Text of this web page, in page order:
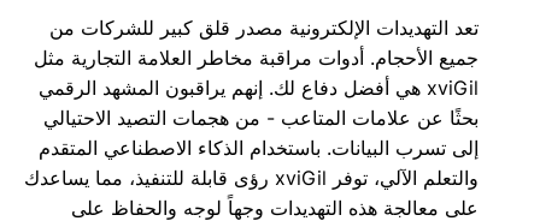
تعد التهديدات الإلكترونية مصدر قلق كبير للشركات من
جميع الأحجام. أدوات مراقبة مخاطر العلامة التجارية مثل
xviGil هي أفضل دفاع لك. إنهم يراقبون المشهد الرقمي
بحثًا عن علامات المتاعب - من هجمات التصيد الاحتيالي
إلى تسرب البيانات. باستخدام الذكاء الاصطناعي المتقدم
والتعلم الآلي، توفر xviGil رؤى قابلة للتنفيذ، مما يساعدك
على معالجة هذه التهديدات وجهاً لوجه والحفاظ على